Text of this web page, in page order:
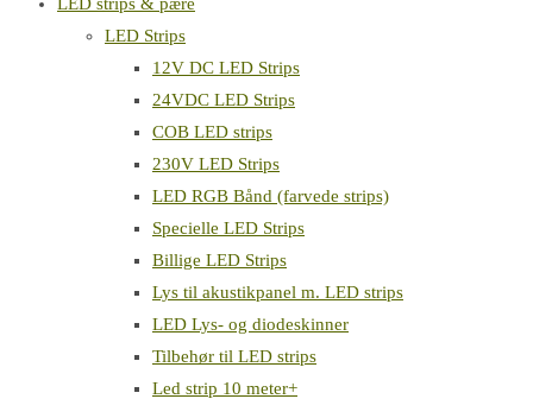
LED Strips
12V DC LED Strips
24VDC LED Strips
COB LED strips
230V LED Strips
LED RGB Bånd (farvede strips)
Specielle LED Strips
Billige LED Strips
Lys til akustikpanel m. LED strips
LED Lys- og diodeskinner
Tilbehør til LED strips
Led strip 10 meter+